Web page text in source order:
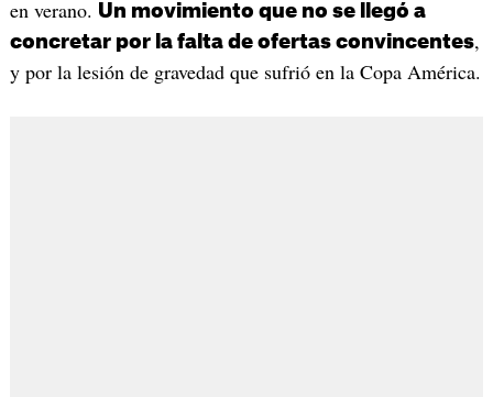
en verano. Un movimiento que no se llegó a
concretar por la falta de ofertas convincentes,
y por la lesión de gravedad que sufrió en la Copa América.